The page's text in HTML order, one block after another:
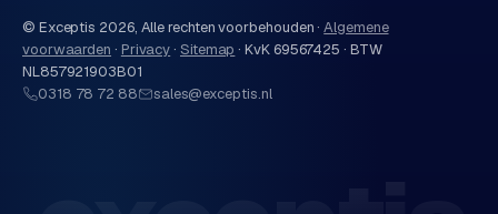
© Exceptis 2026, Alle rechten voorbehouden · Algemene
voorwaarden · Privacy· Sitemap ·KvK 69567425 · BTW
NL857921903B01
0318 78 72 88
sales@exceptis.nl